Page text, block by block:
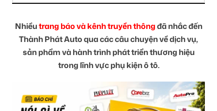
Nhiềutrang báo và kênh truyền thôngđã nhắc đến
Thành Phát Auto qua các câu chuyện về dịch vụ,
sản phẩm và hành trình phát triển thương hiệu
trong lĩnh vực phụ kiện ô tô.